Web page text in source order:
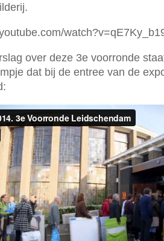
over deze 3e voorronde
dat bij de entree van de